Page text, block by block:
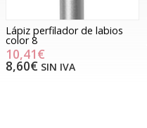
Lápiz perfilador de labios
color 8
10,41€
8,60€ SIN IVA